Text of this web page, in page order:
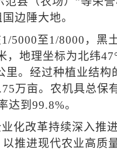
边陲大地。
5000至1/8000，黑
地理坐标为北纬
里。经过种植业结
万亩。农机具总保
到99.8%。
化改革持续深入推
推进现代农业高质